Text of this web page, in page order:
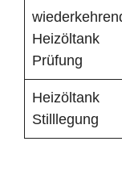
Heizöltank
Prüfung
Heizöltank
Stilllegung